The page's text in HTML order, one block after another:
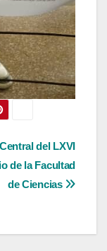
del LXVI
de la Facultad
de Ciencias